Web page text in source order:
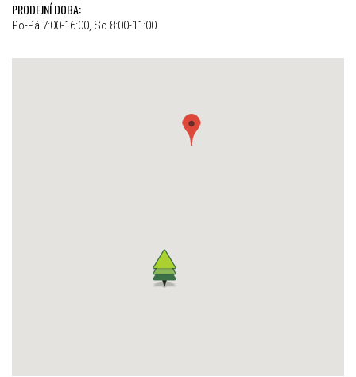
PRODEJNÍ DOBA:
Po-Pá 7:00-16:00, So 8:00-11:00